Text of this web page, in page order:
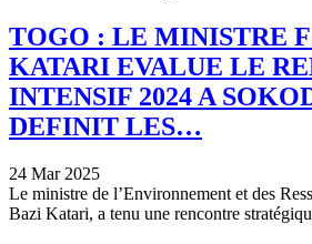
TOGO : LE MINISTRE
KATARI EVALUE LE
INTENSIF 2024 A
DEFINIT LES…
24 Mar 2025
Le ministre de l’Environnement et des
Bazi Katari, a tenu une rencontre